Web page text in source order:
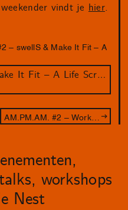
vindt je hier.
– swellS & Make It Fit – A
AM.PM.AM.: swellS & Make It Fit – A Life Script
AM.PM.AM. #2 – Workshop Aldo Brinkhof
workshops
Nest